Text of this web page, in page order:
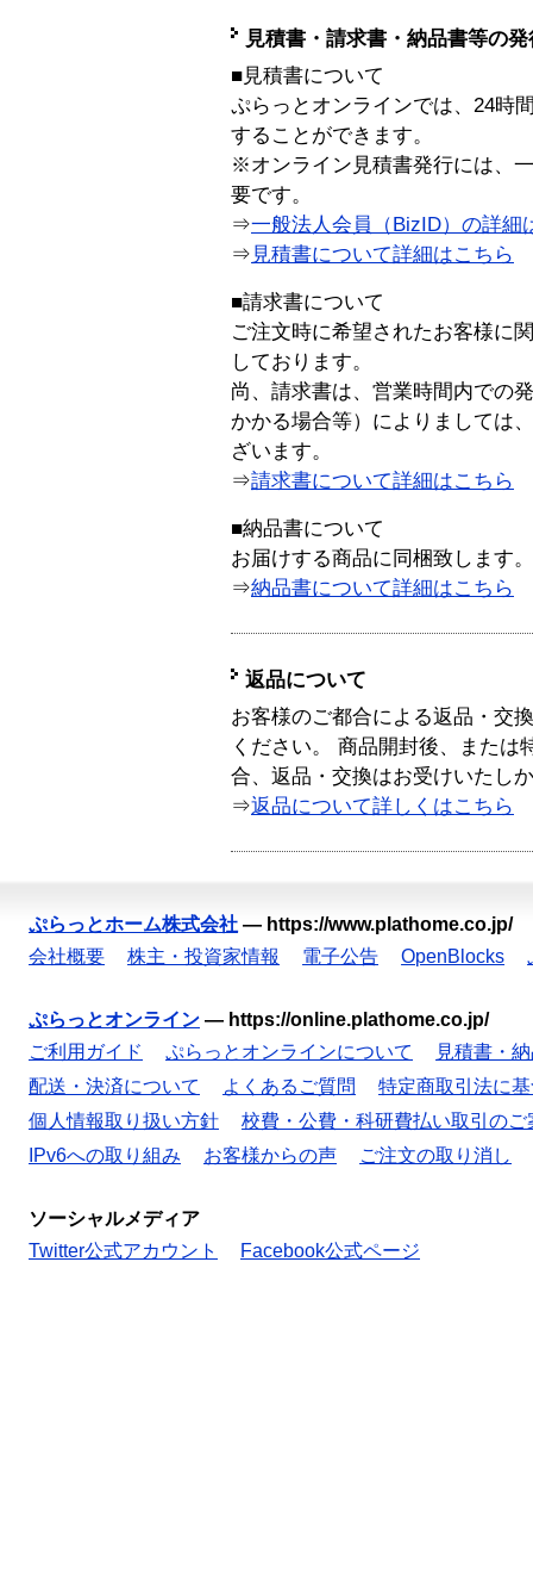
見積書・請求書・納品書等の
■見積書について
ぷらっとオンラインでは、24時
することができます。
※オンライン見積書発行には、
要です。
⇒一般法人会員（BizID）の詳細
⇒ 見積書について詳細はこちら
■請求書について
ご注文時に希望されたお客様に
しております。
尚、請求書は、営業時間内での
かかる場合等）によりましては
ざいます。
⇒請求書について詳細はこちら
■納品書について
お届けする商品に同梱致します。
⇒納品書について詳細はこちら
返品について
お客様のご都合による返品・交
ください。 商品開封後、または
合、返品・交換はお受けいたし
⇒返品について詳しくはこちら
ぷらっとホーム株式会社 — https://www.plathome.co.jp/
会社概要
株主・投資家情報 電子公告 OpenBlocks
ぷらっとオンライン — https://online.plathome.co.jp/
ご利用ガイド
ぷらっとオンラインについて
見積書・
配送・決済について
よくあるご質問
特定商取引法に
個人情報取り扱い方針
校費・公費・科研費払い取引のご
IPv6への取り組み
お客様からの声 ご注文の取り消し
ソーシャルメディア
Twitter公式アカウント
Facebook公式ページ